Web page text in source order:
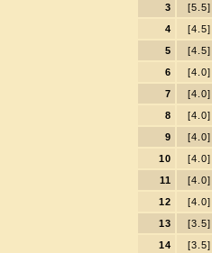
3
[5.5]
4
[4.5]
5
[4.5]
6
[4.0]
7
[4.0]
8
[4.0]
9
[4.0]
10
[4.0]
11
[4.0]
12
[4.0]
13
[3.5]
14
[3.5]